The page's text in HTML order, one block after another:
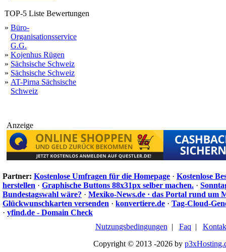
TOP-5 Liste Bewertungen
» Büro-
Organisationsservice
G.G.
» Kojenhus Rügen
» Sächsische Schweiz
» Sächsische Schweiz
» AT-Pirna Sächsische
Schweiz
Anzeige
Partner: Kostenlose Umfragen für die Homepage · Kostenlose
herstellen · Graphische Buttons 88x31px selber machen. ·
Bundestagswahl wäre? · Mexiko-News.de · das Portal rund um
Glückwunschkarten versenden · konvertiere.de · Tag-Cloud-
· yfind.de - Domain Check
Nutzungsbedingungen | Faq |
Copyright © 2013 -2026 by